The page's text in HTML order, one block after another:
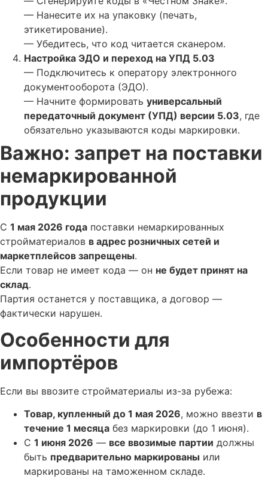
— Нанесите их на упаковку (печать,
этикетирование).
— Убедитесь, что код читается сканером.
Настройка ЭДО и переход на УПД 5.03
— Подключитесь к оператору электронного
документооборота (ЭДО).
— Начните формировать универсальный
передаточный документ (УПД) версии 5.03, где
обязательно указываются коды маркировки.
Важно: запрет на поставки
немаркированной
продукции
С 1 мая 2026 года поставки немаркированных
стройматериалов в адрес розничных сетей и
маркетплейсов запрещены.
Если товар не имеет кода — он не будет принят на
склад.
Партия останется у поставщика, а договор —
фактически нарушен.
Особенности для
импортёров
Если вы ввозите стройматериалы из-за рубежа:
Товар, купленный до 1 мая 2026, можно ввезти в
течение 1 месяца без маркировки (до 1 июня).
С 1 июня 2026 — все ввозимые партии должны
быть предварительно маркированы или
маркированы на таможенном складе.